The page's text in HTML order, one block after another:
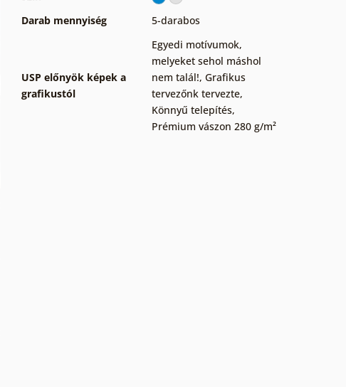
Darab mennyiség
5-darabos
USP előnyök képek a
grafikustól
Egyedi motívumok,
melyeket sehol máshol
nem talál!, Grafikus
tervezőnk tervezte,
Könnyű telepítés,
Prémium vászon 280 g/m²